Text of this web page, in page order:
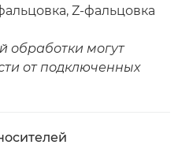
Z-фальцовка
обработки могут
от подключенных